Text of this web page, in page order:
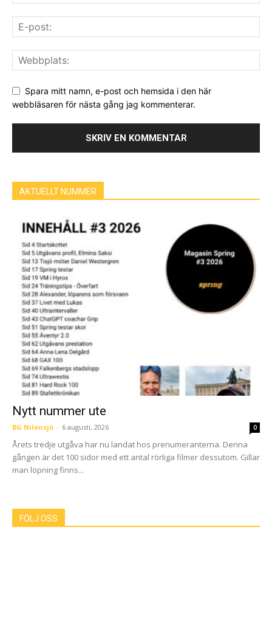
Spara mitt namn, e-post och hemsida i den här
webbläsaren för nästa gång jag kommenterar.
AKTUELLT NUMMER
Nytt nummer ute
BG Nilensjö - 6 augusti, 2026 0
Årets tredje utgåva har nu landat hos prenumeranterna. Denna
gången är det 100 sidor med ett antal rörliga filmer dessutom. Gillar
man löpning finns...
FÖLJ OSS